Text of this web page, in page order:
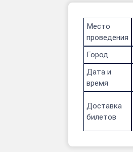
Место
проведения
Город
Дата и
время
Доставка
билетов